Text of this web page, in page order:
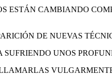
ESTÁN CAMBIANDO
DE NUEVAS
UNOS